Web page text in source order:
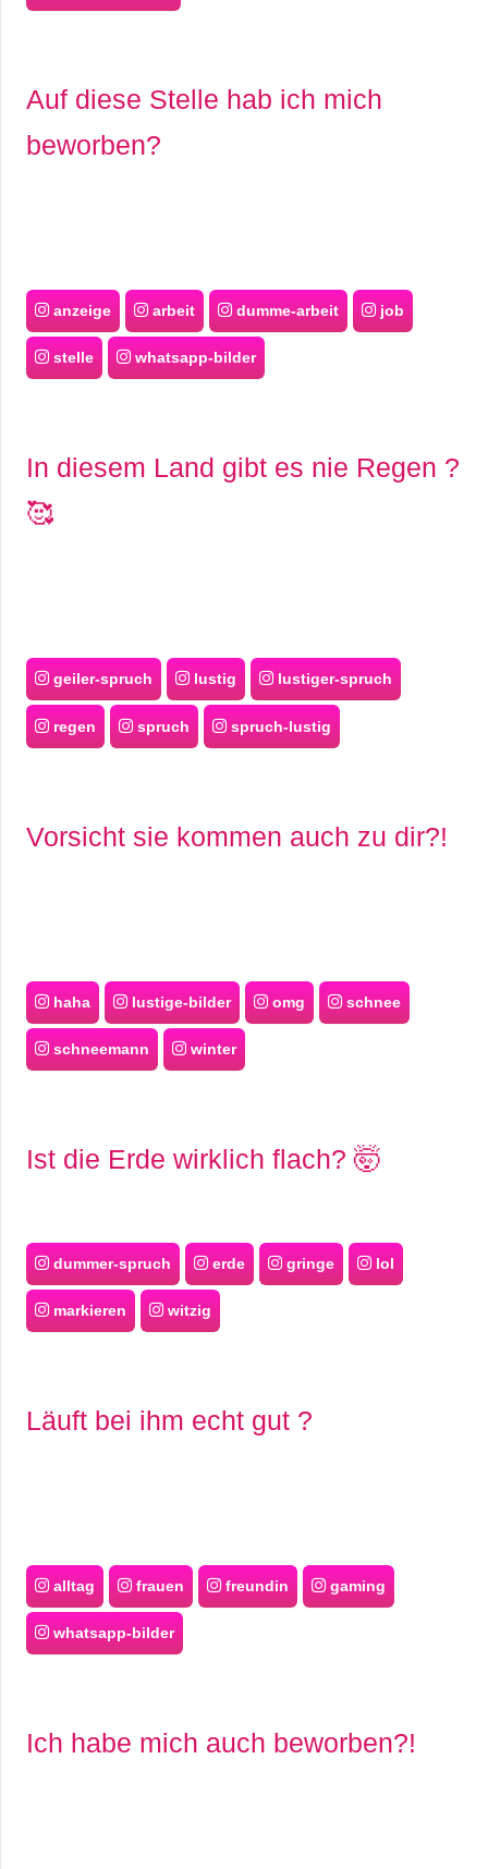
Auf diese Stelle hab ich mich
beworben?
anzeige arbeit dumme-arbeit job
stelle whatsapp-bilder
In diesem Land gibt es nie Regen ?
🥰
geiler-spruch lustig lustiger-spruch
regen spruch spruch-lustig
Vorsicht sie kommen auch zu dir?!
haha lustige-bilder omg schnee
schneemann winter
Ist die Erde wirklich flach? 🤯
dummer-spruch erde gringe lol
markieren witzig
Läuft bei ihm echt gut ?
alltag frauen freundin gaming
whatsapp-bilder
Ich habe mich auch beworben?!